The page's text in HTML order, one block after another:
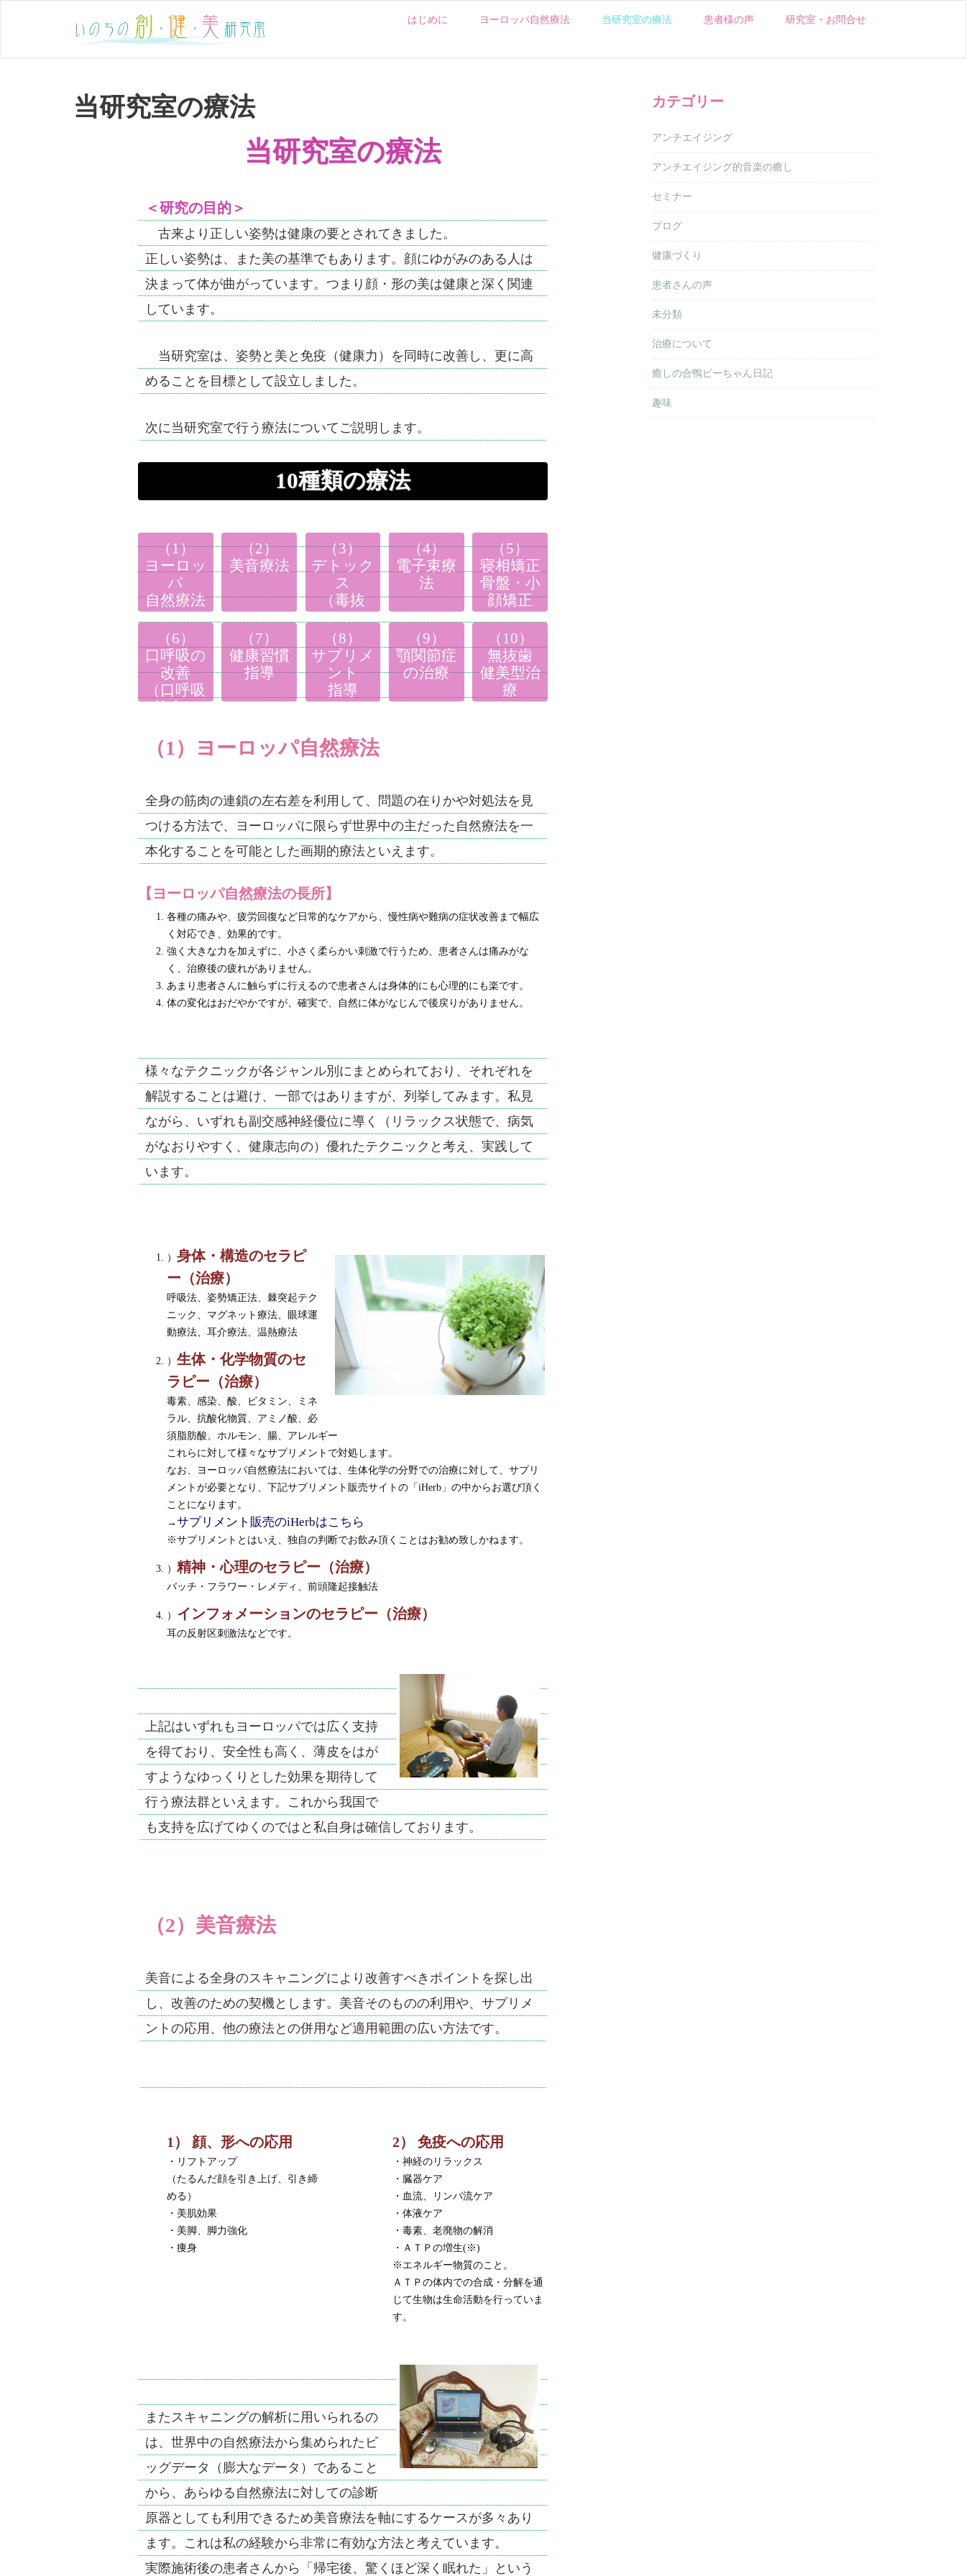
はじめに ヨーロッパ自然療法 当研究室の療法 患者様の声 研究室・お問合せ
当研究室の療法
当研究室の療法
＜研究の目的＞
古来より正しい姿勢は健康の要とされてきました。
正しい姿勢は、また美の基準でもあります。顔にゆがみのある人は
決まって体が曲がっています。つまり顔・形の美は健康と深く関連
しています。
当研究室は、姿勢と美と免疫（健康力）を同時に改善し、更に高
めることを目標として設立しました。
次に当研究室で行う療法についてご説明します。
10種類の療法
（1）
ヨーロッ
パ
自然療法
（2）
美音療法
（3）
デトック
ス
（毒抜
き）
（4）
電子束療
法
（5）
寝相矯正
骨盤・小
顔矯正
（6）
口呼吸の
改善
（口呼吸
（7）
健康習慣
指導
（8）
サプリメ
ント
指導
（9）
顎関節症
の治療
（10）
無抜歯
健美型治
療
（1）ヨーロッパ自然療法
全身の筋肉の連鎖の左右差を利用して、問題の在りかや対処法を見
つける方法で、ヨーロッパに限らず世界中の主だった自然療法を一
本化することを可能とした画期的療法といえます。
【ヨーロッパ自然療法の長所】
各種の痛みや、疲労回復など日常的なケアから、慢性病や難病の症状改善まで幅広
く対応でき、効果的です。
強く大きな力を加えずに、小さく柔らかい刺激で行うため、患者さんは痛みがな
く、治療後の疲れがありません。
あまり患者さんに触らずに行えるので患者さんは身体的にも心理的にも楽です。
体の変化はおだやかですが、確実で、自然に体がなじんで後戻りがありません。
様々なテクニックが各ジャンル別にまとめられており、それぞれを
解説することは避け、一部ではありますが、列挙してみます。私見
ながら、いずれも副交感神経優位に導く（リラックス状態で、病気
がなおりやすく、健康志向の）優れたテクニックと考え、実践して
います。
） 身体・構造のセラピ
ー（治療）
呼吸法、姿勢矯正法、棘突起テク
ニック、マグネット療法、眼球運
動療法、耳介療法、温熱療法
） 生体・化学物質のセ
ラピー（治療）
毒素、感染、酸、ビタミン、ミネ
ラル、抗酸化物質、アミノ酸、必
須脂肪酸、ホルモン、腸、アレルギー
これらに対して様々なサプリメントで対処します。
なお、ヨーロッパ自然療法においては、生体化学の分野での治療に対して、サプリ
メントが必要となり、下記サプリメント販売サイトの「iHerb」の中からお選び頂く
ことになります。
→ サプリメント販売のiHerbはこちら
※サプリメントとはいえ、独自の判断でお飲み頂くことはお勧め致しかねます。
） 精神・心理のセラピー（治療）
バッチ・フラワー・レメディ、前頭隆起接触法
） インフォメーションのセラピー（治療）
耳の反射区刺激法などです。
上記はいずれもヨーロッパでは広く支持
を得ており、安全性も高く、薄皮をはが
すようなゆっくりとした効果を期待して
行う療法群といえます。これから我国で
も支持を広げてゆくのではと私自身は確信しております。
（2）美音療法
美音による全身のスキャニングにより改善すべきポイントを探し出
し、改善のための契機とします。美音そのものの利用や、サプリメ
ントの応用、他の療法との併用など適用範囲の広い方法です。
1） 顔、形への応用
・リフトアップ
（たるんだ顔を引き上げ、引き締
める）
・美肌効果
・美脚、脚力強化
・痩身
2） 免疫への応用
・神経のリラックス
・臓器ケア
・血流、リンパ流ケア
・体液ケア
・毒素、老廃物の解消
・ＡＴＰの増生(※)
※エネルギー物質のこと。
ＡＴＰの体内での合成・分解を通
じて生物は生命活動を行っていま
す。
またスキャニングの解析に用いられるの
は、世界中の自然療法から集められたビ
ッグデータ（膨大なデータ）であること
から、あらゆる自然療法に対しての診断
原器としても利用できるため美音療法を軸にするケースが多々あり
ます。これは私の経験から非常に有効な方法と考えています。
実際施術後の患者さんから「帰宅後、驚くほど深く眠れた」という
カテゴリー
アンチエイジング
アンチエイジング的音楽の癒し
セミナー
ブログ
健康づくり
患者さんの声
未分類
治療について
癒しの合鴨ピーちゃん日記
趣味